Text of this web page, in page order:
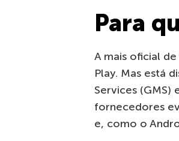
Para
A mais oficial
Play. Mas está
Services
fornecedores
e, como o